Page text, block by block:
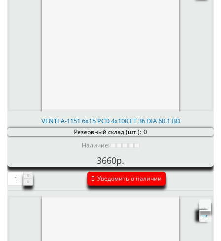
VENTI А-1151 6x15 PCD 4x100 ET 36 DIA 60.1 BD
Резервный склад (шт.): 0
Наличие:
3660р.
Уведомить о наличии